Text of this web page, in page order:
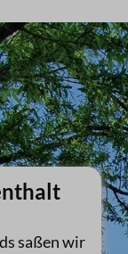
saßen wir